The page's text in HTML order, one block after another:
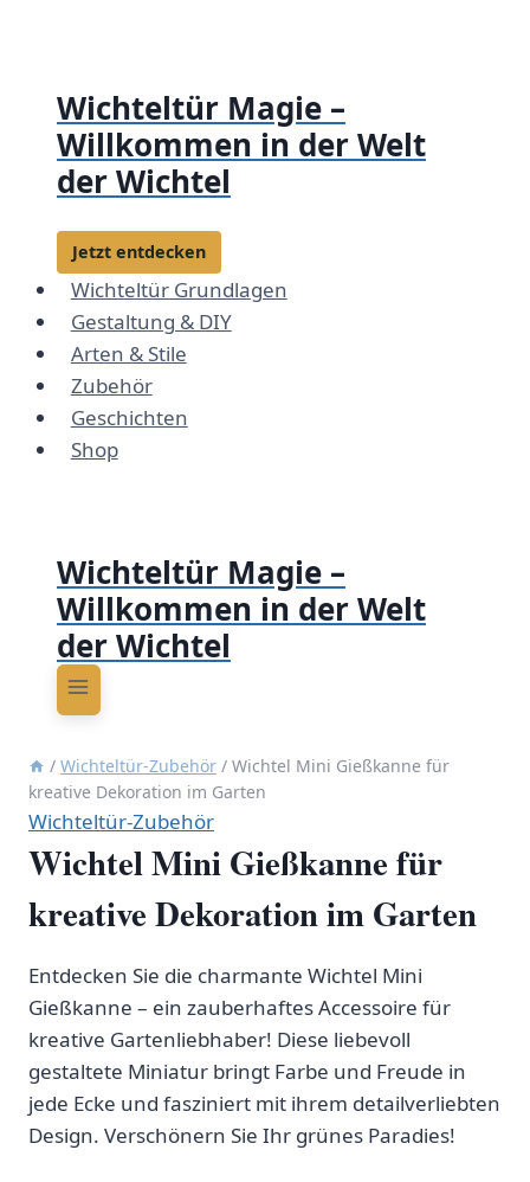
Wichteltür Magie –
Willkommen in der Welt
der Wichtel
Jetzt entdecken
Wichteltür Grundlagen
Gestaltung & DIY
Arten & Stile
Zubehör
Geschichten
Shop
Wichteltür Magie –
Willkommen in der Welt
der Wichtel
/ Wichteltür-Zubehör / Wichtel Mini Gießkanne für
kreative Dekoration im Garten
Wichteltür-Zubehör
Wichtel Mini Gießkanne für
kreative Dekoration im Garten
Entdecken Sie die charmante Wichtel Mini
Gießkanne – ein zauberhaftes Accessoire für
kreative Gartenliebhaber! Diese liebevoll
gestaltete Miniatur bringt Farbe und Freude in
jede Ecke und fasziniert mit ihrem detailverliebten
Design. Verschönern Sie Ihr grünes Paradies!